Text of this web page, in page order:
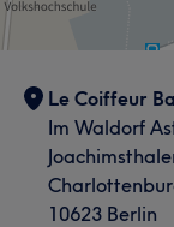
Le Coiffeur
Im Waldorf
10623 Berlin